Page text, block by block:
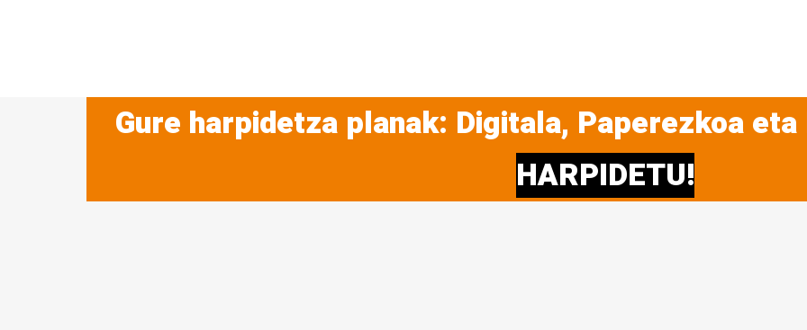
Gure harpidetza planak: Digitala, Paperezkoa
HARPIDETU!